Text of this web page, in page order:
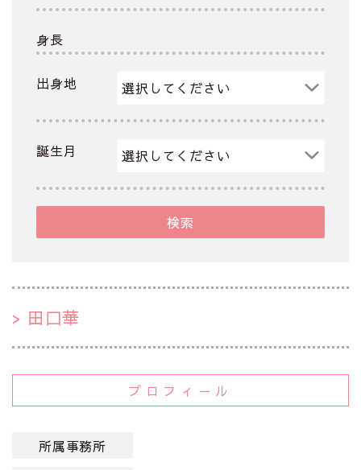
身長
出身地
誕生月
検索
田口華
プロフィール
所属事務所